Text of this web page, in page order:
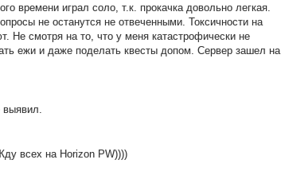
времени играл соло, т.к. прокачка довольно легкая.
не останутся не отвеченными. Токсичности на
Не смотря на то, что у меня катастрофически не
ежи и даже поделать квесты допом. Сервер зашел на
выявил.
всех на Horizon PW))))